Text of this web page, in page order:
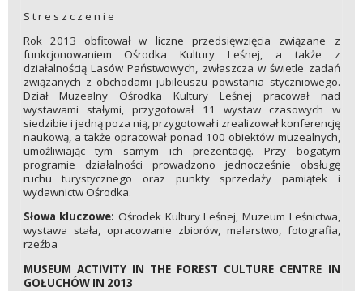
S t r e s z c z e n i e
Rok 2013 obfitował w liczne przedsięwzięcia związane z
funkcjonowaniem Ośrodka Kultury Leśnej, a także z
działalnością Lasów Państwowych, zwłaszcza w świetle zadań
związanych z obchodami jubileuszu powstania styczniowego.
Dział Muzealny Ośrodka Kultury Leśnej pracował nad
wystawami stałymi, przygotował 11 wystaw czasowych w
siedzibie i jedną poza nią, przygotował i zrealizował konferencję
naukową, a także opracował ponad 100 obiektów muzealnych,
umożliwiając tym samym ich prezentację. Przy bogatym
programie działalności prowadzono jednocześnie obsługę
ruchu turystycznego oraz punkty sprzedaży pamiątek i
wydawnictw Ośrodka.
Słowa kluczowe: Ośrodek Kultury Leśnej, Muzeum Leśnictwa,
wystawa stała, opracowanie zbiorów, malarstwo, fotografia,
rzeźba
MUSEUM ACTIVITY IN THE FOREST CULTURE CENTRE IN
GOŁUCHÓW IN 2013